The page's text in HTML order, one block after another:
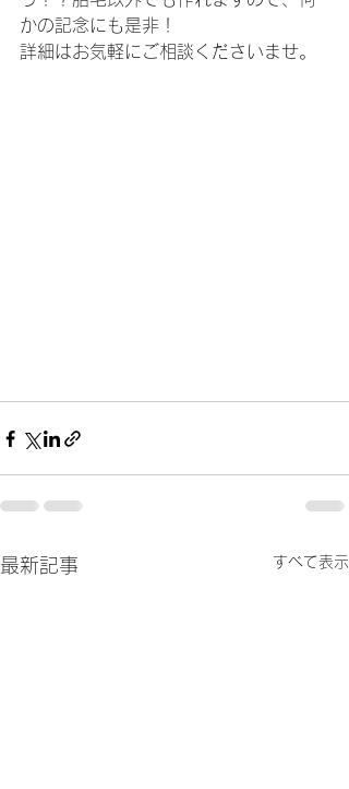
かの記念にも是非！
詳細はお気軽にご相談くださいませ。
最新記事 すべて表示